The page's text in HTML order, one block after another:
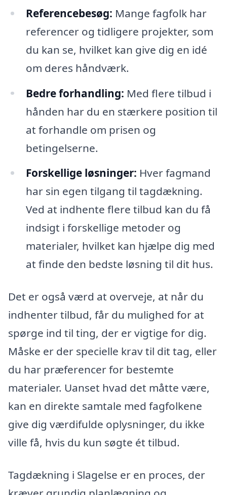
Referencebesøg: Mange fagfolk har
referencer og tidligere projekter, som
du kan se, hvilket kan give dig en idé
om deres håndværk.
Bedre forhandling: Med flere tilbud i
hånden har du en stærkere position til
at forhandle om prisen og
betingelserne.
Forskellige løsninger: Hver fagmand
har sin egen tilgang til tagdækning.
Ved at indhente flere tilbud kan du få
indsigt i forskellige metoder og
materialer, hvilket kan hjælpe dig med
at finde den bedste løsning til dit hus.
Det er også værd at overveje, at når du
indhenter tilbud, får du mulighed for at
spørge ind til ting, der er vigtige for dig.
Måske er der specielle krav til dit tag, eller
du har præferencer for bestemte
materialer. Uanset hvad det måtte være,
kan en direkte samtale med fagfolkene
give dig værdifulde oplysninger, du ikke
ville få, hvis du kun søgte ét tilbud.
Tagdækning i Slagelse er en proces, der